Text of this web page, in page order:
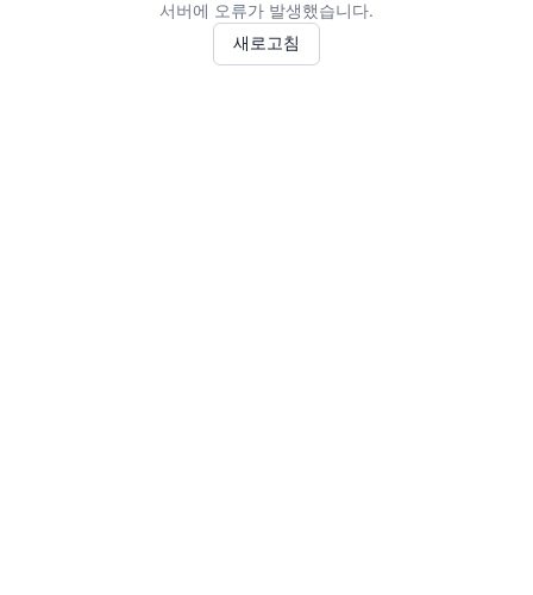
서버에 오류가 발생했습니다.
새로고침